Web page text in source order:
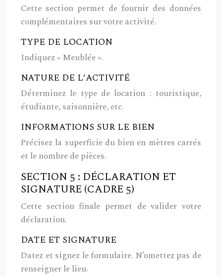
Cette section permet de fournir des données
complémentaires sur votre activité.
TYPE DE LOCATION
Indiquez « Meublée ».
NATURE DE L’ACTIVITÉ
Déterminez le type de location : touristique,
étudiante, saisonnière, etc.
INFORMATIONS SUR LE BIEN
Précisez la superficie du bien en mètres carrés
et le nombre de pièces.
SECTION 5 : DÉCLARATION ET
SIGNATURE (CADRE 5)
Cette section finale permet de valider votre
déclaration.
DATE ET SIGNATURE
Datez et signez le formulaire. N’omettez pas de
renseigner le lieu.